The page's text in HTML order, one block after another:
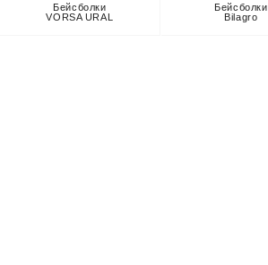
Бейсболки
VORSA URAL
Бейсболки
Bilagro